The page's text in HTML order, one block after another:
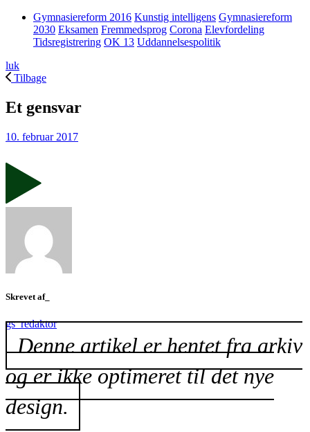
Gymnasiereform 2016 Kunstig intelligens Gymnasiereform
2030 Eksamen Fremmedsprog Corona Elevfordeling
Tidsregistrering OK 13 Uddannelsespolitik
luk
Tilbage
Et gensvar
10. februar 2017
Skrevet af_
gs_redaktor
Denne artikel er hentet fra arkiv
og er ikke optimeret til det nye
design.